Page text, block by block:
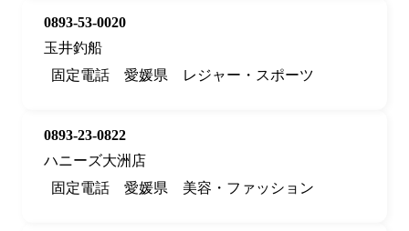
0893-53-0020
玉井釣船
固定電話
愛媛県 レジャー・スポーツ
0893-23-0822
ハニーズ大洲店
固定電話
愛媛県 美容・ファッション